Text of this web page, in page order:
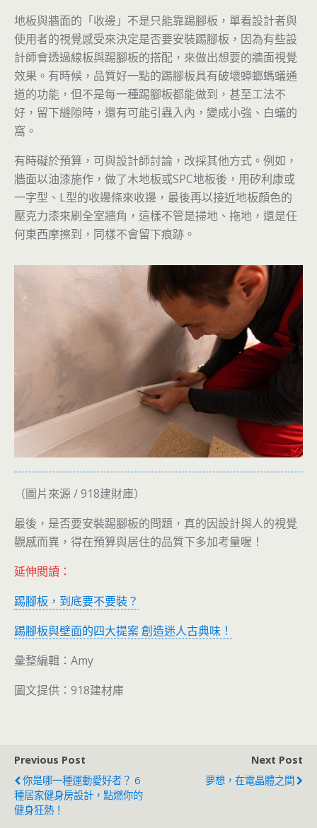
地板與牆面的「收邊」不是只能靠踢腳板，單看設計者與
使用者的視覺感受來決定是否要安裝踢腳板，因為有些設
計師會透過線板與踢腳板的搭配，來做出想要的牆面視覺
效果。有時候，品質好一點的踢腳板具有破壞蟑螂螞蟻通
道的功能，但不是每一種踢腳板都能做到，甚至工法不
好，留下縫隙時，還有可能引蟲入內，變成小強、白蟻的
窩。
有時礙於預算，可與設計師討論，改採其他方式。例如，
牆面以油漆施作，做了木地板或SPC地板後，用矽利康或
一字型、L型的收邊條來收邊，最後再以接近地板顏色的
壓克力漆來刷全室牆角，這樣不管是掃地、拖地，還是任
何東西摩擦到，同樣不會留下痕跡。
（圖片來源 / 918建財庫）
最後，是否要安裝踢腳板的問題，真的因設計與人的視覺
觀感而異，得在預算與居住的品質下多加考量喔！
延伸閱讀：
踢腳板，到底要不要裝？
踢腳板與壁面的四大提案 創造迷人古典味！
彙整編輯：Amy
圖文提供：918建材庫
Previous Post
你是哪一種運動愛好者？ 6
種居家健身房設計，點燃你的
健身狂熱！
Next Post
夢想，在電晶體之間